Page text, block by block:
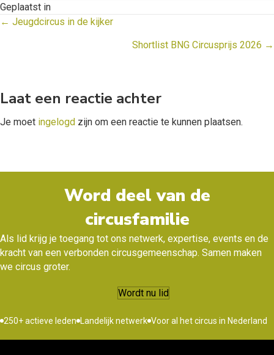
Geplaatst in
Posts
← Jeugdcircus in de kijker
Shortlist BNG Circusprijs 2026 →
Laat een reactie achter
Je moet ingelogd zijn om een reactie te kunnen plaatsen.
Word deel van de
circusfamilie
Als lid krijg je toegang tot ons netwerk, expertise, events en de
kracht van een verbonden circusgemeenschap. Samen maken
we circus groter.
Wordt nu lid
250+ actieve leden Landelijk netwerk Voor al het circus in Nederland